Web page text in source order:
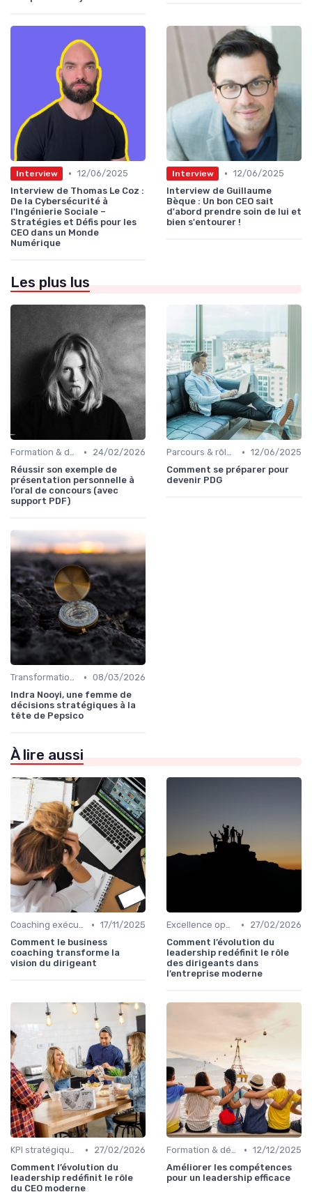
Interview • 12/06/2025
Interview de Thomas Le Coz :
De la Cybersécurité à
l'Ingénierie Sociale –
Stratégies et Défis pour les
CEO dans un Monde
Numérique
Interview • 12/06/2025
Interview de Guillaume
Bèque : Un bon CEO sait
d'abord prendre soin de lui et
bien s'entourer !
Les plus lus
Formation & développement du leadership •
24/02/2026
Réussir son exemple de
présentation personnelle à
l’oral de concours (avec
support PDF)
Parcours & rôle du CEO • 12/06/2025
Comment se préparer pour
devenir PDG
Transformation digitale de l’entreprise • 08/03/2026
Indra Nooyi, une femme de
décisions stratégiques à la
tête de Pepsico
À lire aussi
Coaching exécutif & mentoring • 17/11/2025
Comment le business
coaching transforme la
vision du dirigeant
Excellence opérationnelle •
27/02/2026
Comment l’évolution du
leadership redéfinit le rôle
des dirigeants dans
l’entreprise moderne
KPI stratégiques & reporting exécutif •
27/02/2026
Comment l’évolution du
leadership redéfinit le rôle
du CEO moderne
Formation & développement du leadership • 12/12/2025
Améliorer les compétences
pour un leadership efficace